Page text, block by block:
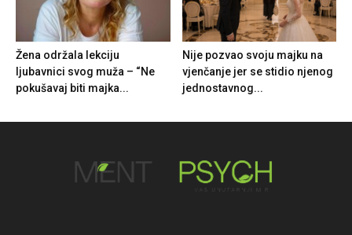
Žena održala lekciju
ljubavnici svog muža – “Ne
pokušavaj biti majka...
Nije pozvao svoju majku na
vjenčanje jer se stidio njenog
jednostavnog...